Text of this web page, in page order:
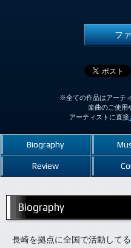
フ
※全ての作品はアーテ
楽曲のご使用
アーティストに直接
Biography
Review
Biography
長崎を拠点に全国で活動して